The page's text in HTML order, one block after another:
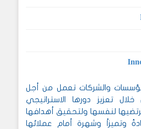
والشركات تعمل من أجل
تعزيز دورها الاستراتيجي
لنفسها ولتحقيق أهدافها
وتميزاً وشهرة أمام عملائها